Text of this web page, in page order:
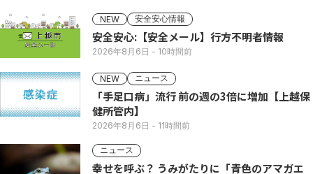
NEW 安全安心情報
安全安心:【安全メール】行方不明者情報
2026年8月6日 - 10時間前
NEW ニュース
「手足口病」流行 前の週の3倍に増加【上越保
健所管内】
2026年8月6日 - 11時間前
ニュース
幸せを呼ぶ？ うみがたりに「青色のアマガエ